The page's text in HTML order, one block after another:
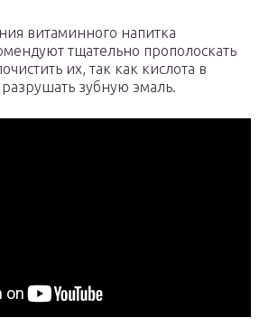
витаминного напитка
тщательно прополоскать
их, так как кислота в
разрушать зубную эмаль.